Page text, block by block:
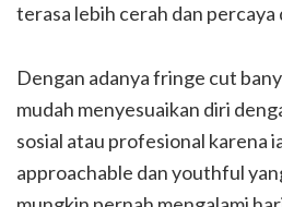
terasa lebih cerah dan percaya
Dengan adanya fringe cut
mudah menyesuaikan diri
sosial atau profesional karena
approachable dan youthful